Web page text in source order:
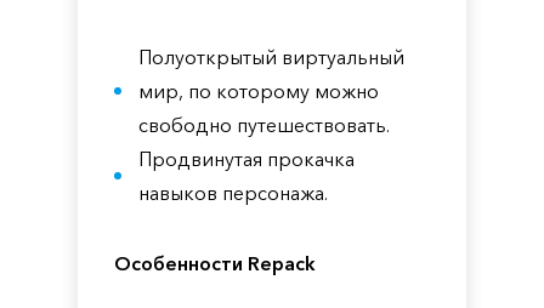
Полуоткрытый виртуальный
мир, по которому можно
свободно путешествовать.
Продвинутая прокачка
навыков персонажа.
Особенности Repack